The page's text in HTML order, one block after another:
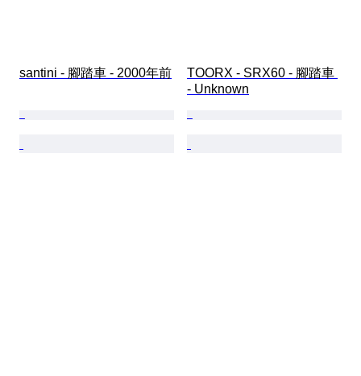
santini - 腳踏車 - 2000年前
TOORX - SRX60 - 腳踏車
- Unknown